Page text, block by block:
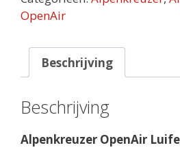
OpenAir
Beschrijving
Beschrijving
Alpenkreuzer OpenAir